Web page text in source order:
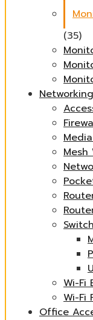
(35)
Networking
Mesh
Wi-Fi
Wi-Fi
Office